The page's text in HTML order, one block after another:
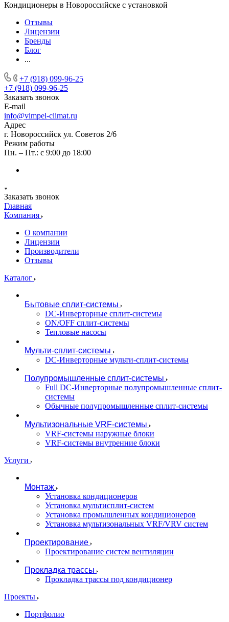
Кондиционеры в Новороссийске с установкой
Отзывы
Лицензии
Бренды
Блог
...
+7 (918) 099-96-25
+7 (918) 099-96-25
Заказать звонок
E-mail
info@vimpel-climat.ru
Адрес
г. Новороссийск ул. Советов 2/6
Режим работы
Пн. – Пт.: с 9:00 до 18:00
Заказать звонок
Главная
Компания
О компании
Лицензии
Производители
Отзывы
Каталог
Бытовые сплит-системы
DC-Инверторные сплит-системы
ON/OFF сплит-системы
Тепловые насосы
Мульти-сплит-системы
DC-Инверторные мульти-сплит-системы
Полупромышленные сплит-системы
Full DC-Инверторные полупромышленные сплит-
системы
Обычные полупромышленные сплит-системы
Мультизональные VRF-системы
VRF-системы наружные блоки
VRF-системы внутренние блоки
Услуги
Монтаж
Установка кондиционеров
Установка мультисплит-систем
Установка промышленных кондиционеров
Установка мультизональных VRF/VRV систем
Проектирование
Проектирование систем вентиляции
Прокладка трассы
Прокладка трассы под кондиционер
Проекты
Портфолио